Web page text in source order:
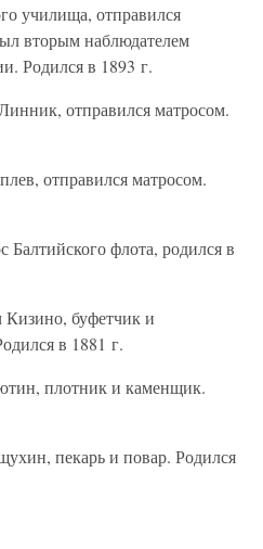
училища, отправился
вторым наблюдателем
Родился в 1893 г.
отправился матросом.
отправился матросом.
флота, родился в
буфетчик и
в 1881 г.
плотник и каменщик.
пекарь и повар. Родился